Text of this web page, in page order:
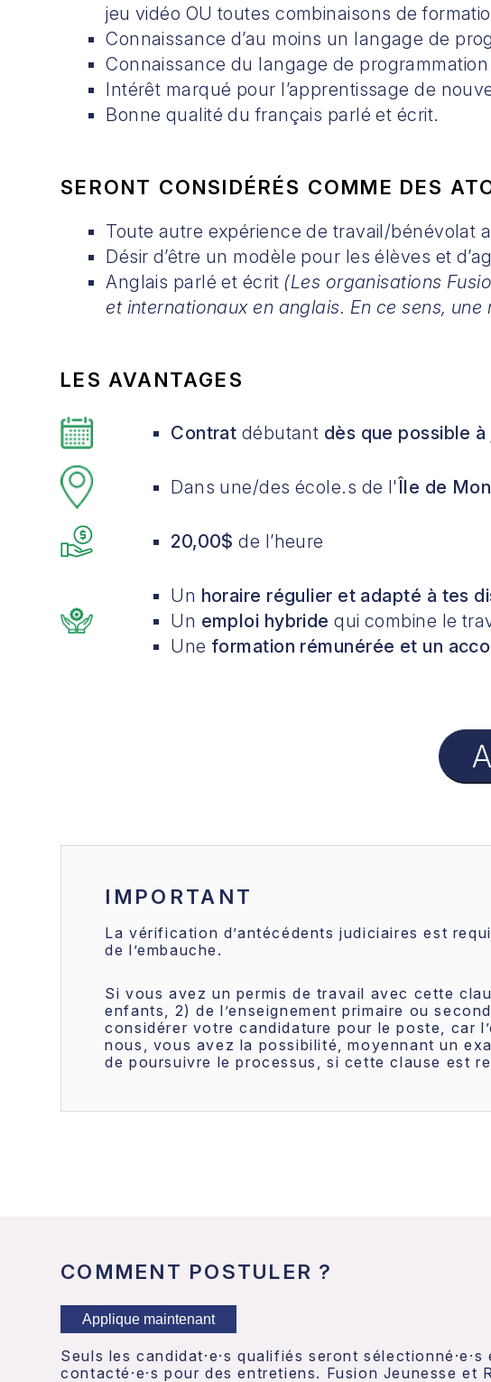
jeu vidéo OU toutes combinaisons de
Connaissance d’au moins un langage de
Connaissance du langage de programmation
Intérêt marqué pour l’apprentissage de
Bonne qualité du français parlé et écrit.
SERONT CONSIDÉRÉS COMME DES
Toute autre expérience de travail/bénévolat
Désir d’être un modèle pour les élèves et
Anglais parlé et écrit (Les organisations
et internationaux en anglais. En ce sens,
LES AVANTAGES
Contrat débutant dès que possible à
Dans une/des école.s de l' Île de
20,00$ de l’heure
Un horaire régulier et adapté à tes
Un emploi hybridequi combine le
Une formation rémunérée et un
IMPORTANT
La vérification d’antécédents judiciaires est
de l’embauche.
Si vous avez un permis de travail avec cette
enfants, 2) de l’enseignement primaire ou
considérer votre candidature pour le poste, car
nous, vous avez la possibilité, moyennant un
de poursuivre le processus, si cette clause est
COMMENT POSTULER ?
Applique maintenant
Seuls les candidat·e·s qualifiés seront sélectionné·e·s
contacté·e·s pour des entretiens. Fusion Jeunesse et